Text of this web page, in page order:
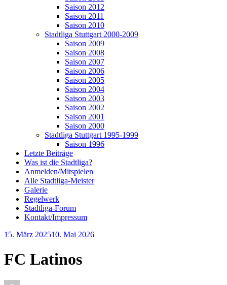
Saison 2012
Saison 2011
Saison 2010
Stadtliga Stuttgart 2000-2009
Saison 2009
Saison 2008
Saison 2007
Saison 2006
Saison 2005
Saison 2004
Saison 2003
Saison 2002
Saison 2001
Saison 2000
Stadtliga Stuttgart 1995-1999
Saison 1996
Letzte Beiträge
Was ist die Stadtliga?
Anmelden/Mitspielen
Alle Stadtliga-Meister
Galerie
Regelwerk
Stadtliga-Forum
Kontakt/Impressum
Posted
15. März 202510. Mai 2026
FC Latinos